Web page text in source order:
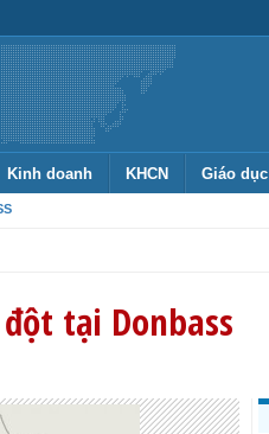
Kinh doanh KHCN Giáo dục
tại Donbass